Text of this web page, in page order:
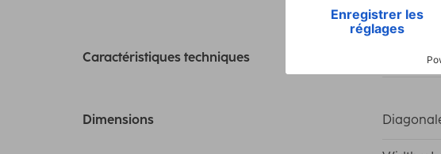
Caractéristiques techniques
Dimensions